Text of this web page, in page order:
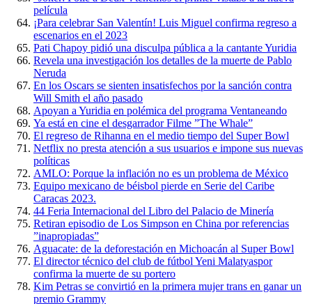
película
¡Para celebrar San Valentín! Luis Miguel confirma regreso a
escenarios en el 2023
Pati Chapoy pidió una disculpa pública a la cantante Yuridia
Revela una investigación los detalles de la muerte de Pablo
Neruda
En los Oscars se sienten insatisfechos por la sanción contra
Will Smith el año pasado
Apoyan a Yuridia en polémica del programa Ventaneando
Ya está en cine el desgarrador Filme ”The Whale”
El regreso de Rihanna en el medio tiempo del Super Bowl
Netflix no presta atención a sus usuarios e impone sus nuevas
políticas
AMLO: Porque la inflación no es un problema de México
Equipo mexicano de béisbol pierde en Serie del Caribe
Caracas 2023.
44 Feria Internacional del Libro del Palacio de Minería
Retiran episodio de Los Simpson en China por referencias
”inapropiadas”
Aguacate: de la deforestación en Michoacán al Super Bowl
El director técnico del club de fútbol Yeni Malatyaspor
confirma la muerte de su portero
Kim Petras se convirtió en la primera mujer trans en ganar un
premio Grammy